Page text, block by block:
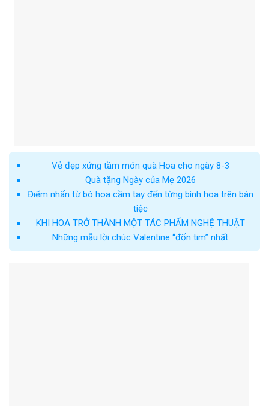
Vẻ đẹp xứng tầm món quà Hoa cho ngày 8-3
Quà tặng Ngày của Mẹ 2026
Điểm nhấn từ bó hoa cầm tay đến từng bình hoa trên bàn
tiệc
KHI HOA TRỞ THÀNH MỘT TÁC PHẨM NGHỆ THUẬT
Những mẫu lời chúc Valentine “đốn tim” nhất